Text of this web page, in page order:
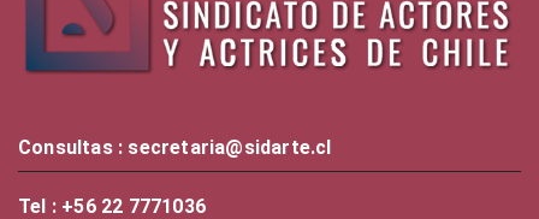
Consultas : secretaria@sidarte.cl
Tel : +56 22 7771036